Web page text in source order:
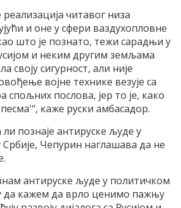
читавог низа
и оне у сфери ваздухопловне
што је познато, тежи сарадњи у
и неким другим земљама
своју сигурност, али није
војне технике везује са
спољних послова, јер то је, како
каже руски амбасадор.
познаје антируске људе у
Чепурин наглашава да не
антируске људе у политичком
да кажем да врло ценимо пажњу